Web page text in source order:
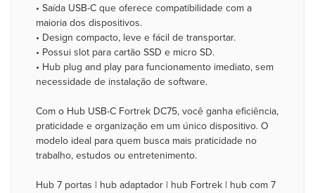
• Saída USB-C que oferece compatibilidade com a
maioria dos dispositivos.
• Design compacto, leve e fácil de transportar.
• Possui slot para cartão SSD e micro SD.
• Hub plug and play para funcionamento imediato, sem
necessidade de instalação de software.
Com o Hub USB-C Fortrek DC75, você ganha eficiência,
praticidade e organização em um único dispositivo. O
modelo ideal para quem busca mais praticidade no
trabalho, estudos ou entretenimento.
Hub 7 portas | hub adaptador | hub Fortrek | hub com 7